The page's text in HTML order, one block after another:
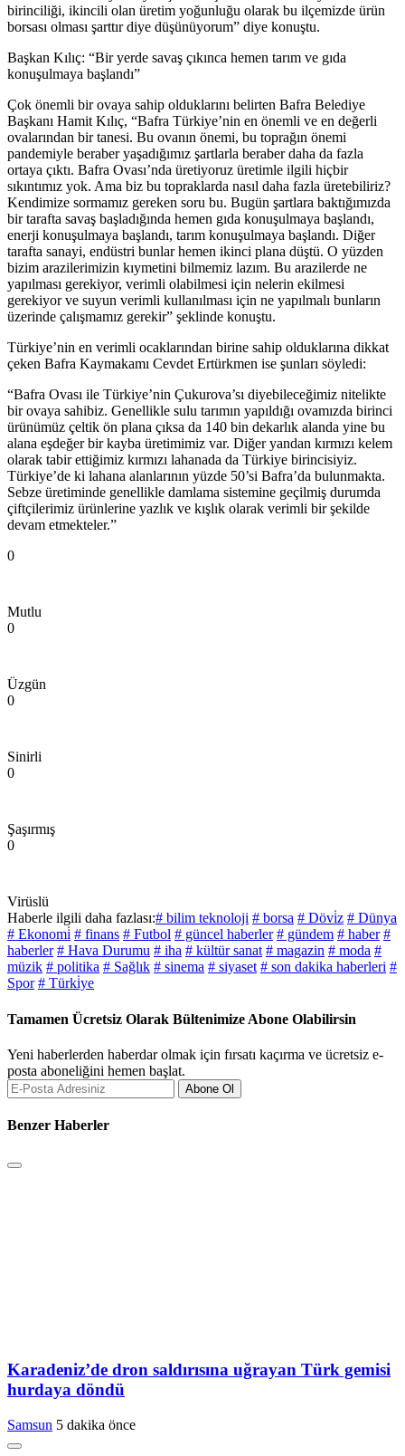
birinciliği, ikincili olan üretim yoğunluğu olarak bu ilçemizde ürün
borsası olması şarttır diye düşünüyorum” diye konuştu.
Başkan Kılıç: “Bir yerde savaş çıkınca hemen tarım ve gıda
konuşulmaya başlandı”
Çok önemli bir ovaya sahip olduklarını belirten Bafra Belediye
Başkanı Hamit Kılıç, “Bafra Türkiye’nin en önemli ve en değerli
ovalarından bir tanesi. Bu ovanın önemi, bu toprağın önemi
pandemiyle beraber yaşadığımız şartlarla beraber daha da fazla
ortaya çıktı. Bafra Ovası’nda üretiyoruz üretimle ilgili hiçbir
sıkıntımız yok. Ama biz bu topraklarda nasıl daha fazla üretebiliriz?
Kendimize sormamız gereken soru bu. Bugün şartlara baktığımızda
bir tarafta savaş başladığında hemen gıda konuşulmaya başlandı,
enerji konuşulmaya başlandı, tarım konuşulmaya başlandı. Diğer
tarafta sanayi, endüstri bunlar hemen ikinci plana düştü. O yüzden
bizim arazilerimizin kıymetini bilmemiz lazım. Bu arazilerde ne
yapılması gerekiyor, verimli olabilmesi için nelerin ekilmesi
gerekiyor ve suyun verimli kullanılması için ne yapılmalı bunların
üzerinde çalışmamız gerekir” şeklinde konuştu.
Türkiye’nin en verimli ocaklarından birine sahip olduklarına dikkat
çeken Bafra Kaymakamı Cevdet Ertürkmen ise şunları söyledi:
“Bafra Ovası ile Türkiye’nin Çukurova’sı diyebileceğimiz nitelikte
bir ovaya sahibiz. Genellikle sulu tarımın yapıldığı ovamızda birinci
ürünümüz çeltik ön plana çıksa da 140 bin dekarlık alanda yine bu
alana eşdeğer bir kayba üretimimiz var. Diğer yandan kırmızı kelem
olarak tabir ettiğimiz kırmızı lahanada da Türkiye birincisiyiz.
Türkiye’de ki lahana alanlarının yüzde 50’si Bafra’da bulunmakta.
Sebze üretiminde genellikle damlama sistemine geçilmiş durumda
çiftçilerimiz ürünlerine yazlık ve kışlık olarak verimli bir şekilde
devam etmekteler.”
0
Mutlu
0
Üzgün
0
Sinirli
0
Şaşırmış
0
Virüslü
Haberle ilgili daha fazlası:# bilim teknoloji # borsa # Dövi̇z # Dünya
# Ekonomi̇ # finans # Futbol # güncel haberler # gündem # haber #
haberler # Hava Durumu # iha # kültür sanat # magazin # moda #
müzik # politika # Sağlık # sinema # siyaset # son dakika haberleri #
Spor # Türki̇ye
Tamamen Ücretsiz Olarak Bültenimize Abone Olabilirsin
Yeni haberlerden haberdar olmak için fırsatı kaçırma ve ücretsiz e-
posta aboneliğini hemen başlat.
Abone Ol
Benzer Haberler
Karadeniz’de dron saldırısına uğrayan Türk gemisi
hurdaya döndü
Samsun 5 dakika önce